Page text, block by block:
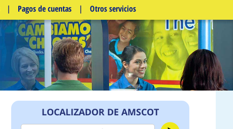
| Pagos de cuentas | Otros servicios
LOCALIZADOR DE AMSCOT